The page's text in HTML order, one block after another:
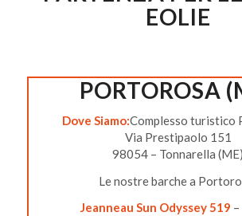
EOLIE
PORTOROSA
Dove Siamo:Complesso turistico
Via Prestipaolo 151
98054 – Tonnarella (ME)
Le nostre barche a
Jeanneau Sun Odyssey 519